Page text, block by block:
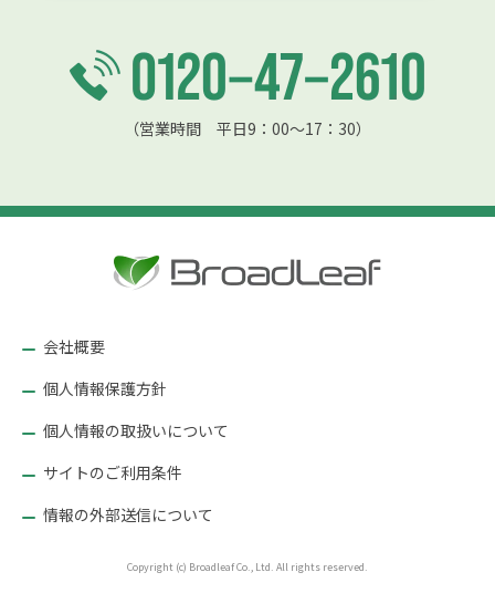
（営業時間 平日9：00〜17：30）
会社概要
個人情報保護方針
個人情報の取扱いについて
サイトのご利用条件
情報の外部送信について
Copyright (c) Broadleaf Co., Ltd. All rights reserved.